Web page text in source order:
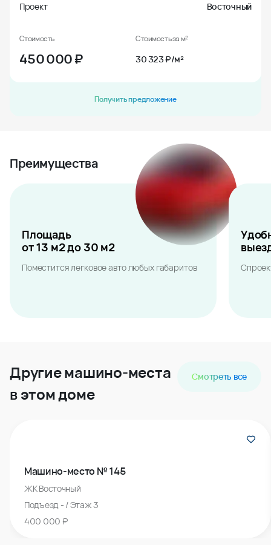
Проект Восточный
Стоимость
450 000₽
Стоимость за м²
30 323 ₽/м²
Получить предложение
Преимущества
Площадь
от 13 м2 до 30 м2
Поместится легковое авто любых габаритов
Другие машино-места
в этом доме
Смотреть все
Машино-место № 145
ЖК Восточный
Подъезд - / Этаж 3
400 000 ₽